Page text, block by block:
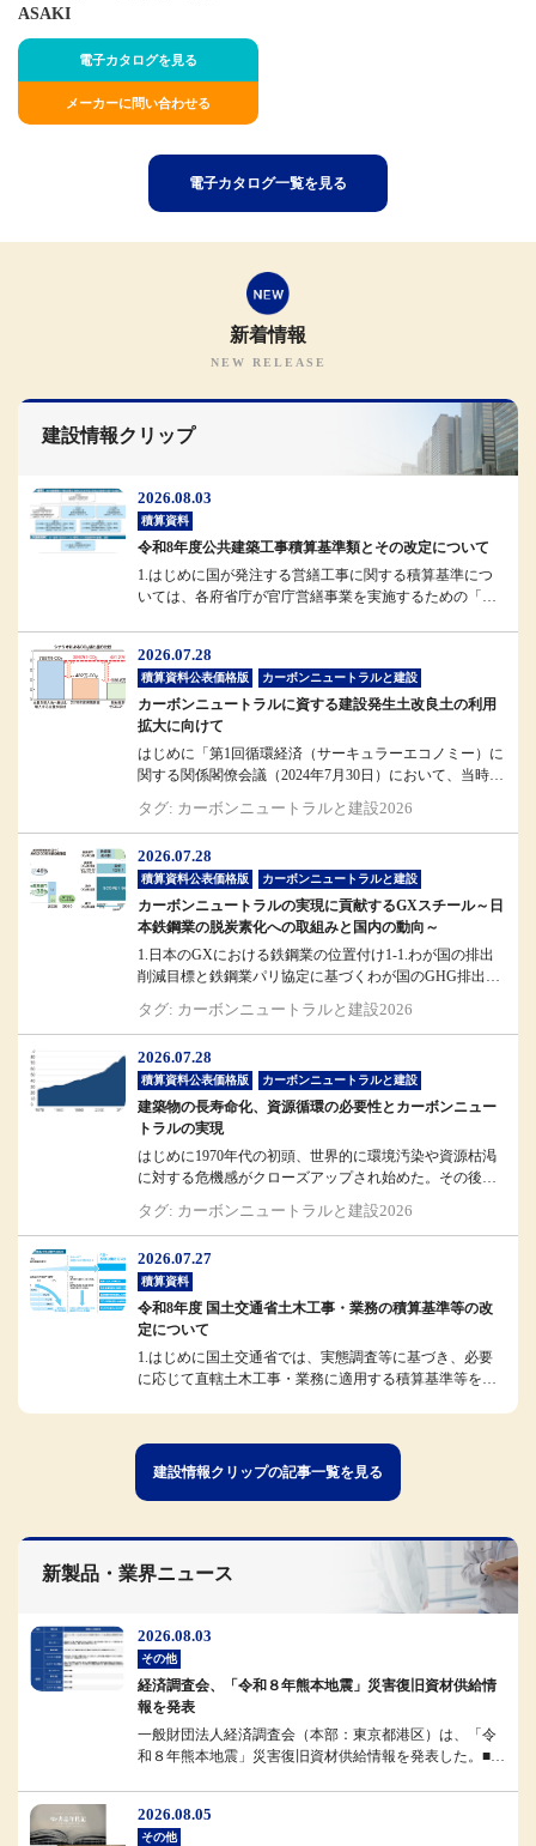
ASAKI
電子カタログを見る
メーカーに問い合わせる
電子カタログ一覧を見る
新着情報
建設情報クリップ
2026.08.03
積算資料
令和8年度公共建築工事積算基準類とその改定について
1.はじめに国が発注する営繕工事に関する積算基準につ
いては、各府省庁が官庁営繕事業を実施するための「統
2026.07.28
積算資料公表価格版 カーボンニュートラルと建設
カーボンニュートラルに資する建設発生土改良土の利用
拡大に向けて
はじめに「第1回循環経済（サーキュラーエコノミー）に
関する関係閣僚会議（2024年7月30日）において、当時の
タグ: カーボンニュートラルと建設2026
2026.07.28
積算資料公表価格版 カーボンニュートラルと建設
カーボンニュートラルの実現に貢献するGXスチール～日
本鉄鋼業の脱炭素化への取組みと国内の動向～
1.日本のGXにおける鉄鋼業の位置付け1-1.わが国の排出
削減目標と鉄鋼業パリ協定に基づくわが国のGHG排出削
タグ: カーボンニュートラルと建設2026
2026.07.28
積算資料公表価格版 カーボンニュートラルと建設
建築物の長寿命化、資源循環の必要性とカーボンニュー
トラルの実現
はじめに1970年代の初頭、世界的に環境汚染や資源枯渇
に対する危機感がクローズアップされ始めた。その後、
タグ: カーボンニュートラルと建設2026
2026.07.27
積算資料
令和8年度 国土交通省土木工事・業務の積算基準等の改
定について
1.はじめに国土交通省では、実態調査等に基づき、必要
に応じて直轄土木工事・業務に適用する積算基準等を改
建設情報クリップの記事一覧を見る
新製品・業界ニュース
2026.08.03
その他
経済調査会、「令和８年熊本地震」災害復旧資材供給情
報を発表
一般財団法人経済調査会（本部：東京都港区）は、「令
和８年熊本地震」災害復旧資材供給情報を発表した。■概
2026.08.05
その他